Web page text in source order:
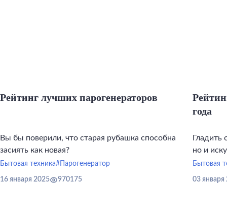
Рейтинг лучших парогенераторов
Вы бы поверили, что старая рубашка способна
засиять как новая?
Бытовая техника#Парогенератор
16 января 2025 970175
года
Гладить
но и
Бытовая
03 января